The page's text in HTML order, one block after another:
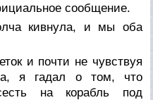
сообщение.
кивнула, и мы оба
и почти не чувствуя
я гадал о том, что
на корабль под